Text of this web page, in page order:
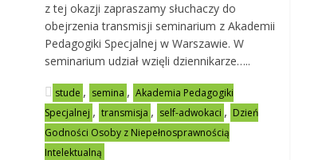
z tej okazji zapraszamy słuchaczy do
obejrzenia transmisji seminarium z Akademii
Pedagogiki Specjalnej w Warszawie. W
seminarium udział wzięli dziennikarze…..
stude , semina , Akademia Pedagogiki
Specjalnej , transmisja , self-adwokaci , Dzień
Godności Osoby z Niepełnosprawnością
Intelektualną